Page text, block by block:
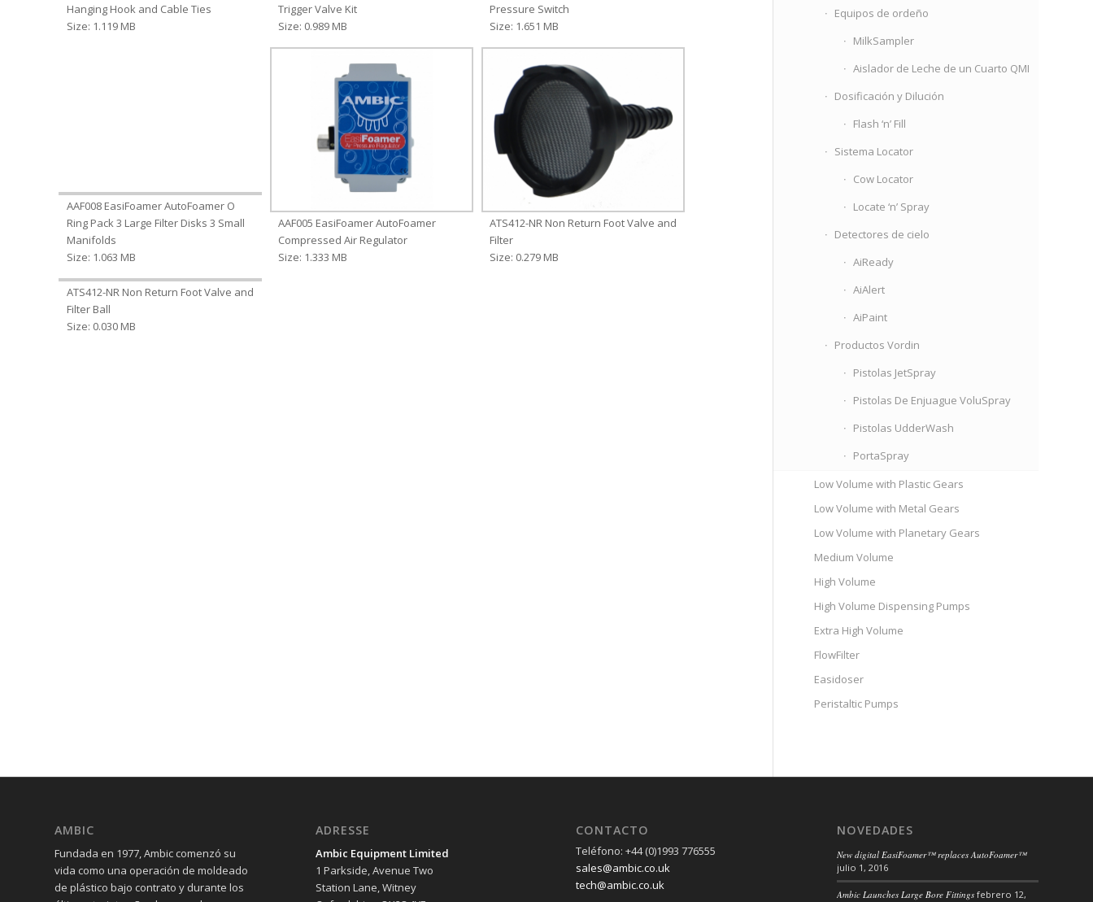
Hanging Hook and Cable Ties
Size: 1.119 MB
Trigger Valve Kit
Size: 0.989 MB
Pressure Switch
Size: 1.651 MB
AAF008 EasiFoamer AutoFoamer O
Ring Pack 3 Large Filter Disks 3 Small
Manifolds
Size: 1.063 MB
AAF005 EasiFoamer AutoFoamer
Compressed Air Regulator
Size: 1.333 MB
ATS412-NR Non Return Foot Valve and
Filter
Size: 0.279 MB
ATS412-NR Non Return Foot Valve and
Filter Ball
Size: 0.030 MB
Equipos de orde­ño
MilkSampler
Aislador de Leche de un Cuarto QMI
Dosificación y Dilución
Flash ‘n’ Fill
Sistema Locator
Cow Locator
Locate ‘n’ Spray
Detectores de cielo
AiReady
AiAlert
AiPaint
Productos Vordin
Pistolas JetSpray
Pistolas De Enjuague VoluSpray
Pistolas UdderWash
PortaSpray
Low Volume with Plastic Gears
Low Volume with Metal Gears
Low Volume with Planetary Gears
Medium Volume
High Volume
High Volume Dispensing Pumps
Extra High Volume
FlowFilter
Easidoser
Peristaltic Pumps
AMBIC
Fundada en 1977, Ambic comenzó su
vida como una operación de moldeado
de plástico bajo contrato y durante los
ADRESSE
Ambic Equipment Limited
1 Parkside, Avenue Two
Station Lane, Witney
CONTACTO
Teléfono: +44 (0)1993 776555
sales@ambic.co.uk
tech@ambic.co.uk
NOVEDADES
New digital EasiFoamer™ replaces AutoFoamer™
julio 1, 2016
Ambic Launches Large Bore Fittings febrero 12,